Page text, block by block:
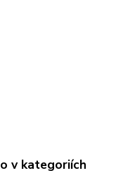
v kategoriích